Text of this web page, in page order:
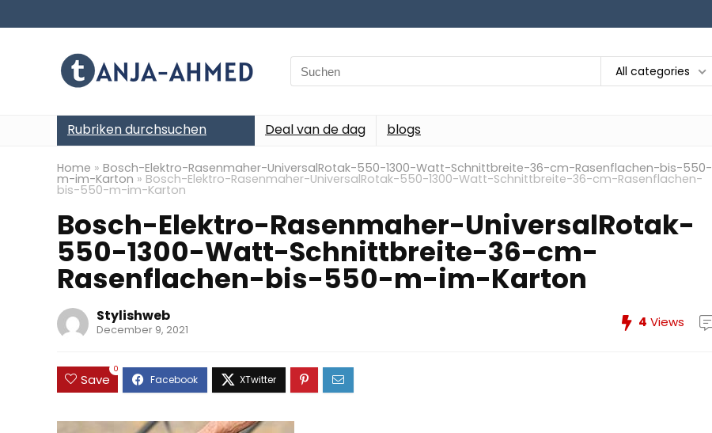
Search
for:
All categories
Rubriken durchsuchen Deal van de dag blogs
Home » Bosch-Elektro-Rasenmaher-UniversalRotak-550-1300-Watt-Schnittbreite-36-cm-Rasenflachen-bis-550-
m-im-Karton » Bosch-Elektro-Rasenmaher-UniversalRotak-550-1300-Watt-Schnittbreite-36-cm-Rasenflachen-
bis-550-m-im-Karton
Bosch-Elektro-Rasenmaher-UniversalRotak-
550-1300-Watt-Schnittbreite-36-cm-
Rasenflachen-bis-550-m-im-Karton
Stylishweb
December 9, 2021 4 Views
Save
0